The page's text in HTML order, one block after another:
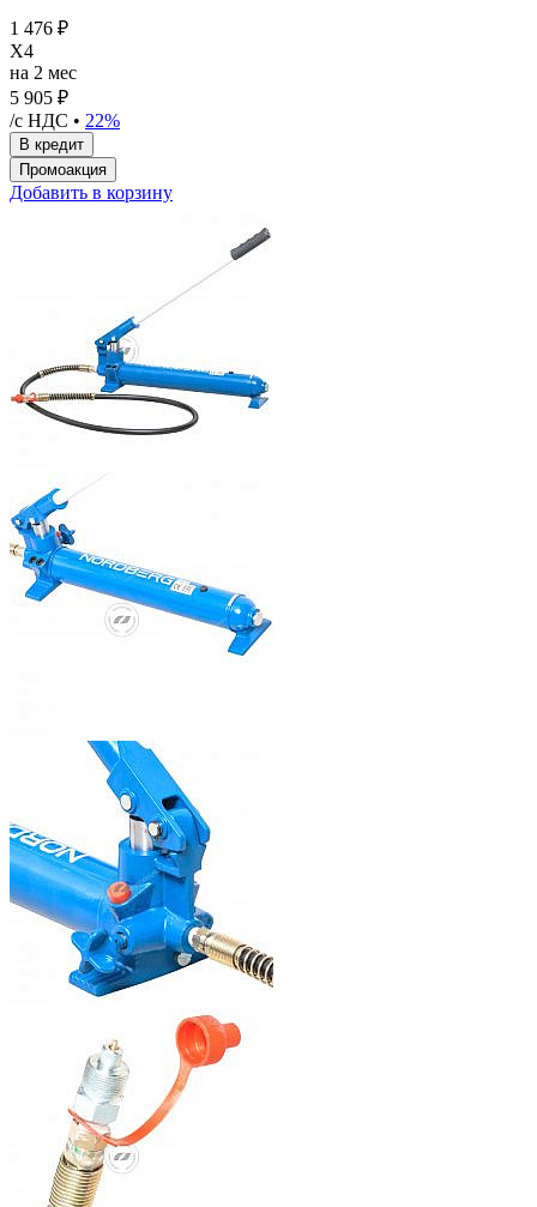
1 476 ₽
X4
на 2 мес
5 905 ₽
/с НДС • 22%
Добавить в корзину